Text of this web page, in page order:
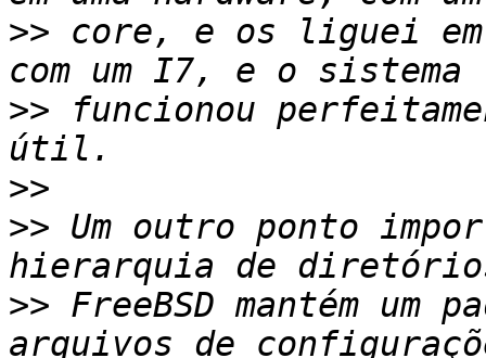
>> core, e os liguei
>> funcionou
>>
>> Um outro ponto
>> FreeBSD mantém um